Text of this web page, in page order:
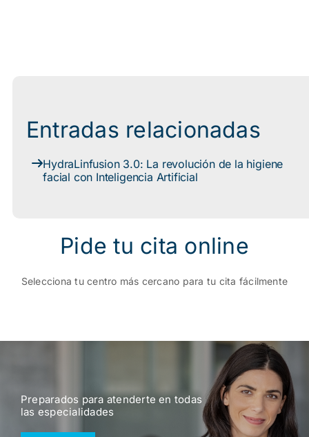
Entradas relacionadas
HydraLinfusion 3.0: La revolución de la higiene
facial con Inteligencia Artificial
Pide tu cita online
Selecciona tu centro más cercano para tu cita fácilmente
Preparados para atenderte en todas
las especialidades